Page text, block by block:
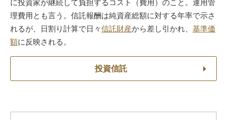
に投資家が継続して負担するコスト（費用）のこと。運用管
理費用とも言う。信託報酬は純資産総額に対する年率で示さ
れるが、日割り計算で日々信託財産から差し引かれ、 基準価
額に反映される。
投資信託